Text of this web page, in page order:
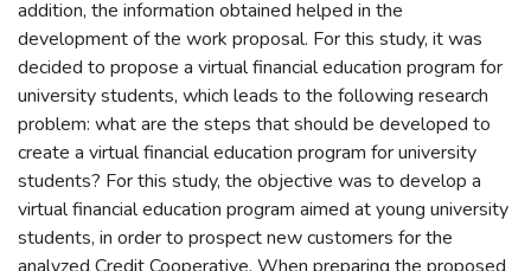
addition, the information obtained helped in the
development of the work proposal. For this study, it was
decided to propose a virtual financial education program for
university students, which leads to the following research
problem: what are the steps that should be developed to
create a virtual financial education program for university
students? For this study, the objective was to develop a
virtual financial education program aimed at young university
students, in order to prospect new customers for the